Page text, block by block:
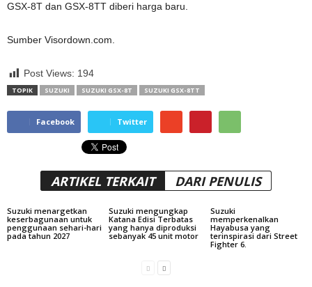
GSX-8T dan GSX-8TT diberi harga baru.
Sumber Visordown.com.
Post Views: 194
TOPIK SUZUKI SUZUKI GSX-8T SUZUKI GSX-8TT
Facebook Twitter
ARTIKEL TERKAIT DARI PENULIS
Suzuki menargetkan
keserbagunaan untuk
penggunaan sehari-hari
pada tahun 2027
Suzuki mengungkap
Katana Edisi Terbatas
yang hanya diproduksi
sebanyak 45 unit motor
Suzuki
memperkenalkan
Hayabusa yang
terinspirasi dari Street
Fighter 6.